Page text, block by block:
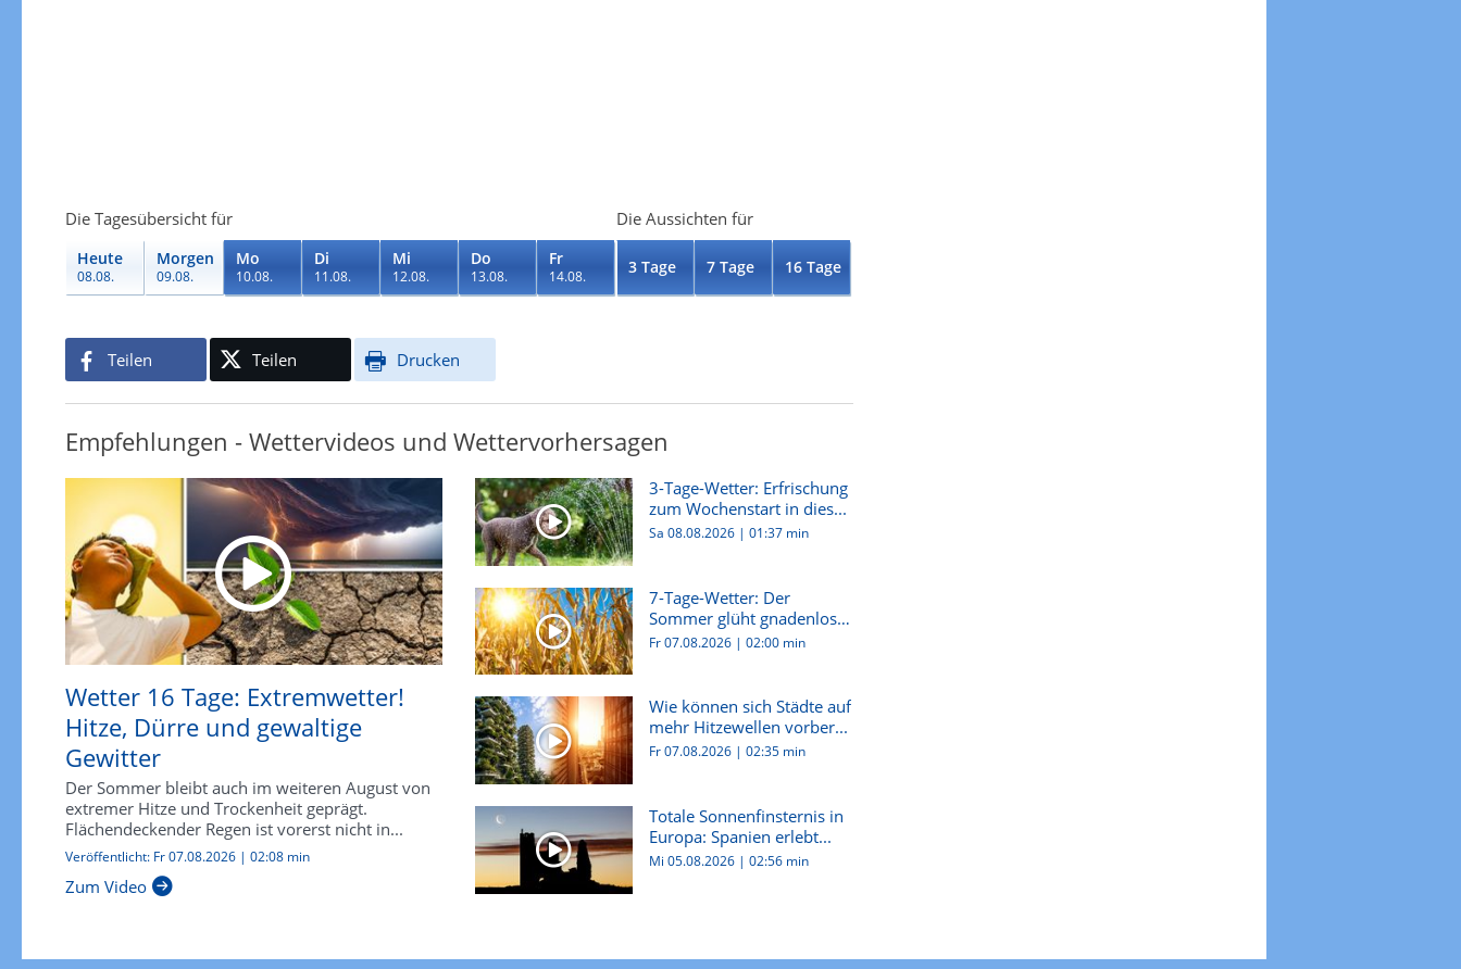
Die Tagesübersicht für
Heute
08.08.
Morgen
09.08.
Mo
10.08.
Di
11.08.
Mi
12.08.
Do
13.08.
Fr
14.08.
Die Aussichten für
3 Tage 7 Tage 16 Tage
Teilen Teilen Drucken
Empfehlungen - Wettervideos und Wettervorhersagen
Wetter 16 Tage: Extremwetter!
Hitze, Dürre und gewaltige
Gewitter
Der Sommer bleibt auch im weiteren August von
extremer Hitze und Trockenheit geprägt.
Flächendeckender Regen ist vorerst nicht in...
Veröffentlicht: Fr 07.08.2026 | 02:08 min
Zum Video
3-Tage-Wetter: Erfrischung
zum Wochenstart in dies...
Sa 08.08.2026 |01:37 min
7-Tage-Wetter: Der
Sommer glüht gnadenlos
weiter!
Fr 07.08.2026 |02:00 min
Wie können sich Städte auf
mehr Hitzewellen vorber...
Fr 07.08.2026 |02:35 min
Totale Sonnenfinsternis in
Europa: Spanien erlebt...
Mi 05.08.2026 |02:56 min